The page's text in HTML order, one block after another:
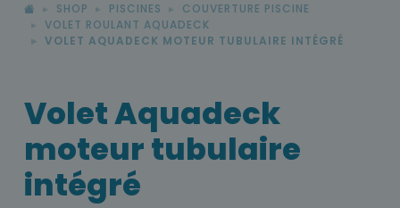
SHOP PISCINES
COUVERTURE PISCINE
VOLET ROULANT AQUADECK
VOLET AQUADECK MOTEUR TUBULAIRE INTÉGRÉ
Volet Aquadeck
moteur tubulaire
intégré